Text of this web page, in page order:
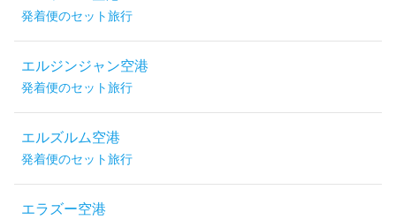
発着便のセット旅行
エルジンジャン空港
発着便のセット旅行
エルズルム空港
発着便のセット旅行
エラズー空港